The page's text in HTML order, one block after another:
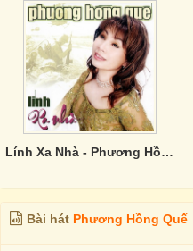
Lính Xa Nhà - Phương Hồng Quế
Bài hát Phương Hồng Quế